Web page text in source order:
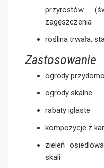
przyrostów
zagęszczenia
roślina trwała,
Zastosowanie
ogrody
ogrody skalne
rabaty iglaste
kompozycje z
zieleń
skali